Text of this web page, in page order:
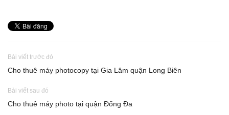
Bài viết trước đó
Cho thuê máy photocopy tại Gia Lâm quận Long Biên
Bài viết sau đó
Cho thuê máy photo tại quận Đống Đa